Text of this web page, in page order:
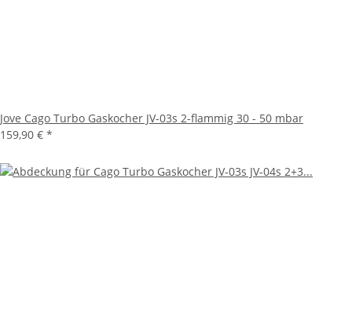
Jove Cago Turbo Gaskocher JV-03s 2-flammig 30 - 50 mbar
159,90 € *